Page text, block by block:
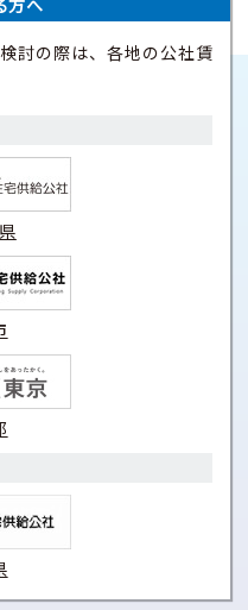
討の際は、各地の公社賃